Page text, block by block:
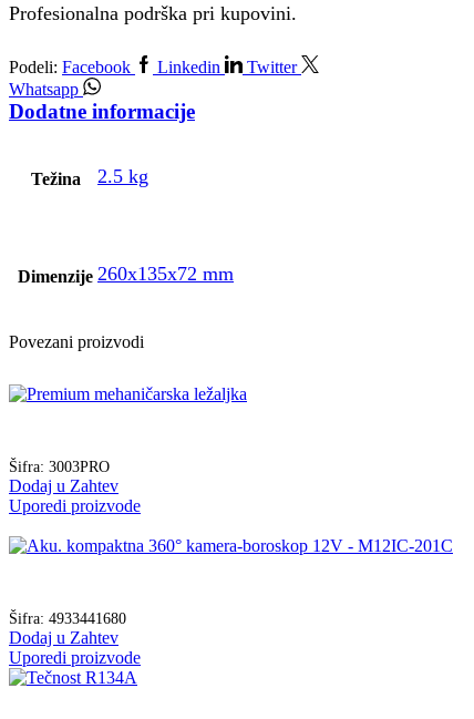
Profesionalna podrška pri kupovini.
Podeli: Facebook Linkedin
Twitter
Whatsapp
Dodatne informacije
Težina 2.5 kg
Dimenzije 260x135x72 mm
Povezani proizvodi
Šifra: 3003PRO
Dodaj u Zahtev
Uporedi proizvode
Šifra: 4933441680
Dodaj u Zahtev
Uporedi proizvode